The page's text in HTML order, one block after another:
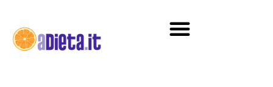
contenuto